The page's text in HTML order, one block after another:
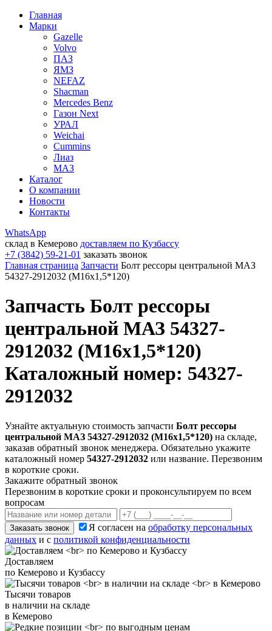
Главная
Марки
Gazelle
Volvo
ПАЗ
ЯМЗ
NEFAZ
Shacman
Mercedes Benz
Газон Next
УРАЛ
Weichai
Cummins
Лиаз
МАЗ
Каталог
О компании
Новости
Контакты
WhatsApp
склад в Кемерово доставляем по Кузбассу
+7 (3842) 59-21-01 заказать звонок
Главная страница Запчасти Болт рессоры центральной МАЗ
54327-2912032 (М16х1,5*120)
Запчасть Болт рессоры
центральной МАЗ 54327-
2912032 (М16х1,5*120)
Каталожный номер: 54327-
2912032
Узнайте актуальную стоимость запчасти Болт рессоры
центральной МАЗ 54327-2912032 (М16х1,5*120) на складе,
заказав обратный звонок менеджера. Обязательно укажите
каталожный номер 54327-2912032 или название. Перезвоним
в короткие сроки.
Закажите обратный звонок
Перезвоним в короткие сроки и проконсультируем по всем
вопросам
Заказать звонок Я согласен на обработку персональных
данных и с политикой конфиденциальности
Доставляем
по Кемерово и Кузбассу
Тысячи товаров
в наличии на складе
в Кемерово